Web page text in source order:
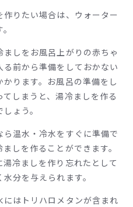
りたい場合は、ウォーター
しをお風呂上がりの赤ちゃ
前から準備をしておかない
ります。お風呂の準備をし
しまうと、湯冷ましを作る
ょう。
温水・冷水をすぐに準備で
しを作ることができます。
冷ましを作り忘れたとして
分を与えられます。
はトリハロメタンが含まれ